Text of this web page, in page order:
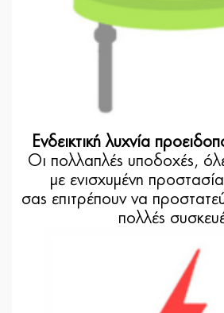
Ενδεικτική λυχνία
Οι πολλαπλές υποδοχές,
με ενισχυμένη
σας επιτρέπουν να
πολλές